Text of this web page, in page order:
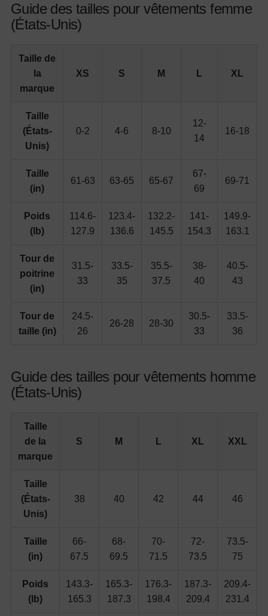
Guide des tailles pour vêtements femme
(États-Unis)
Taille de
la
marque
XS S M L XL
Taille
(États-
Unis)
0-2 4-6 8-10
12-
14
16-18
Taille
(in)
61-63 63-65 65-67
67-
69
69-71
Poids
(lb)
114.6-
127.9
123.4-
136.6
132.2-
145.5
141-
154.3
149.9-
163.1
Tour de
poitrine
(in)
31.5-
33
33.5-
35
35.5-
37.5
38-
40
40.5-
43
Tour de
taille (in)
24.5-
26
26-28 28-30
30.5-
33
33.5-
36
Guide des tailles pour vêtements homme
(États-Unis)
Taille
de la
marque
S M L XL XXL
Taille
(États-
Unis)
38 40 42 44 46
Taille
(in)
66-
67.5
68-
69.5
70-
71.5
72-
73.5
73.5-
75
Poids
(lb)
143.3-
165.3
165.3-
187.3
176.3-
198.4
187.3-
209.4
209.4-
231.4